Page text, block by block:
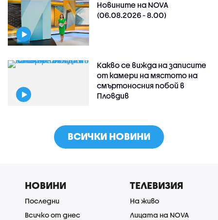
Новините на NOVA
(06.08.2026 - 8.00)
Какво се вижда на записите
от камери на мястото на
смъртоносния побой в
Пловдив
ВСИЧКИ НОВИНИ
НОВИНИ
Последни
Всичко от днес
ТЕЛЕВИЗИЯ
На живо
Лицата на NOVA